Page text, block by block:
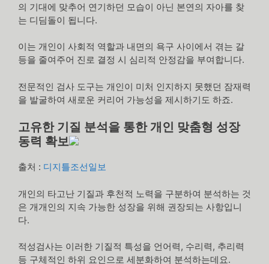
의 기대에 맞추어 연기하던 모습이 아닌 본연의 자아를 찾
는 디딤돌이 됩니다.
이는 개인이 사회적 역할과 내면의 욕구 사이에서 겪는 갈
등을 줄여주어 진로 결정 시 심리적 안정감을 부여합니다.
전문적인 검사 도구는 개인이 미처 인지하지 못했던 잠재력
을 발굴하여 새로운 커리어 가능성을 제시하기도 하죠.
고유한 기질 분석을 통한 개인 맞춤형 성장
동력 확보
출처 : 디지틀조선일보
개인의 타고난 기질과 후천적 노력을 구분하여 분석하는 것
은 개개인의 지속 가능한 성장을 위해 권장되는 사항입니
다.
적성검사는 이러한 기질적 특성을 언어력, 수리력, 추리력
등 구체적인 하위 요인으로 세분화하여 분석하는데요.